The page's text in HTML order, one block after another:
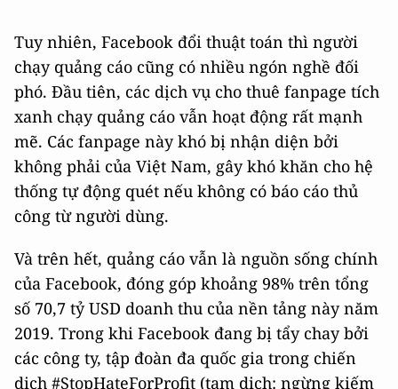
Tuy nhiên, Facebook đổi thuật toán thì người
chạy quảng cáo cũng có nhiều ngón nghề đối
phó. Đầu tiên, các dịch vụ cho thuê fanpage tích
xanh chạy quảng cáo vẫn hoạt động rất mạnh
mẽ. Các fanpage này khó bị nhận diện bởi
không phải của Việt Nam, gây khó khăn cho hệ
thống tự động quét nếu không có báo cáo thủ
công từ người dùng.
Và trên hết, quảng cáo vẫn là nguồn sống chính
của Facebook, đóng góp khoảng 98% trên tổng
số 70,7 tỷ USD doanh thu của nền tảng này năm
2019. Trong khi Facebook đang bị tẩy chay bởi
các công ty, tập đoàn đa quốc gia trong chiến
dịch #StopHateForProfit (tạm dịch: ngừng kiếm